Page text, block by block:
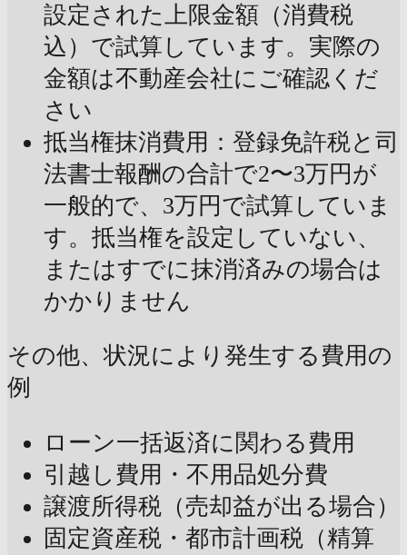
設定された上限金額（消費税
込）で試算しています。実際の
金額は不動産会社にご確認くだ
さい
抵当権抹消費用：登録免許税と司
法書士報酬の合計で2〜3万円が
一般的で、3万円で試算していま
す。抵当権を設定していない、
またはすでに抹消済みの場合は
かかりません
その他、状況により発生する費用の
例
ローン一括返済に関わる費用
引越し費用・不用品処分費
譲渡所得税（売却益が出る場合）
固定資産税・都市計画税（精算